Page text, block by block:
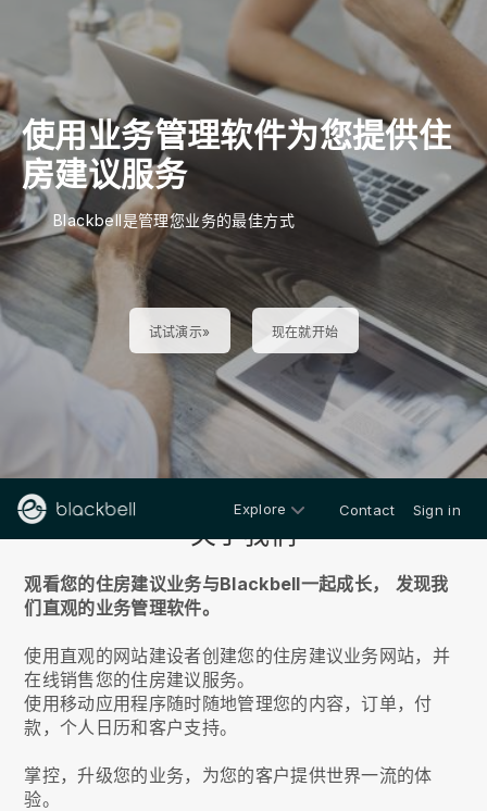
使用业务管理软件为您提供住
房建议服务
Blackbell是管理您业务的最佳方式
试试演示» 现在就开始
Explore Contact Sign in
关于我们
观看您的住房建议业务与Blackbell一起成长，
发现我
们直观的业务管理软件。
使用直观的网站建设者创建您的住房建议业务网站，并
在线销售您的住房建议服务。
使用移动应用程序随时随地管理您的内容，订单，付
款，个人日历和客户支持。
掌控，升级您的业务，为您的客户提供世界一流的体
验。